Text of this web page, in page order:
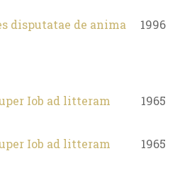
disputatae de anima 1996
Iob ad litteram
1965
Iob ad litteram
1965